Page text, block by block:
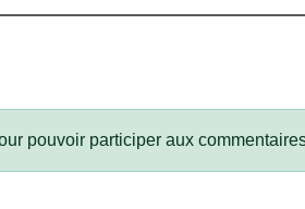
pouvoir participer aux